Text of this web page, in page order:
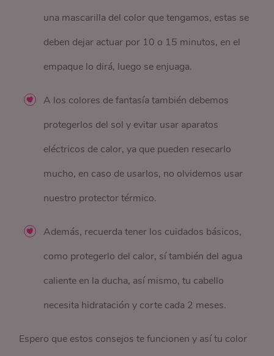
una mascarilla del color que tengamos, estas se
deben dejar actuar por 10 o 15 minutos, en el
empaque lo dirá, luego se enjuaga.
A los colores de fantasía también debemos
protegerlos del sol y evitar usar aparatos
eléctricos de calor, ya que pueden resecarlo
mucho, en caso de usarlos, no olvidemos usar
nuestro protector térmico.
Además, recuerda tener los cuidados básicos,
como protegerlo del calor, sí también del agua
caliente en la ducha, así mismo, tu cabello
necesita hidratación y corte cada 2 meses.
Espero que estos consejos te funcionen y así tu color